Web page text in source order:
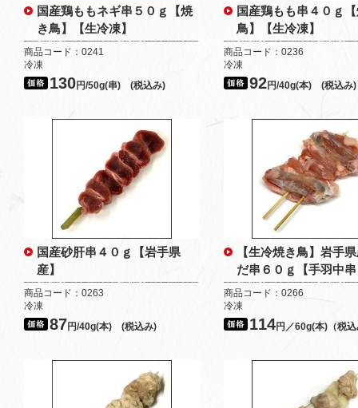
国産鶏ももネギ串５０ｇ【焼
き鳥】【生冷凍】
商品コード：0241
冷凍
130円/50g(串) (税込み)
国産鶏もも串４０ｇ
鳥】【生冷凍】
商品コード：0236
冷凍
92円/40g(本) (税込み)
国産砂肝串４０ｇ【岩手県
産】
商品コード：0263
冷凍
87円/40g(本) (税込み)
【生冷焼き鳥】岩手
だ串６０ｇ【手羽中
商品コード：0266
冷凍
114円／60g(本)（税